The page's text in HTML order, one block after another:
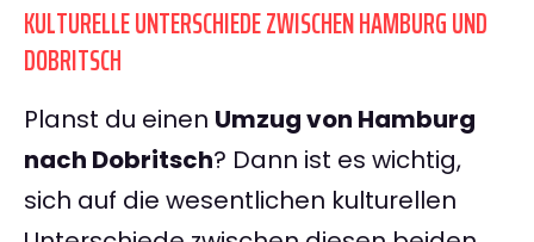
KULTURELLE UNTERSCHIEDE ZWISCHEN HAMBURG UND
DOBRITSCH
Planst du einen Umzug von Hamburg
nach Dobritsch? Dann ist es wichtig,
sich auf die wesentlichen kulturellen